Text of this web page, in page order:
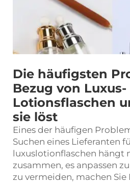
Die häufigsten
Bezug von Luxus-
Lotionsflaschen
sie löst
Eines der häufigen
Suchen eines Lieferanten
luxuslotionflaschen hängt
zusammen, es anpassen
zu vermeiden, machen Sie